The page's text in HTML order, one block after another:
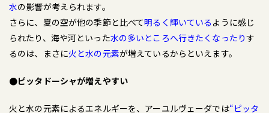
水の影響が考えられます。
さらに、夏の空が他の季節と比べて明るく輝いている ように感じ
られたり、海や河といった水の多いところへ行きたくなったりす
るのは、まさに火と水の元素が増えているからといえます。
●ピッタドーシャが増えやすい
火と水の元素によるエネルギーを、アーユルヴェーダでは“ピッタ